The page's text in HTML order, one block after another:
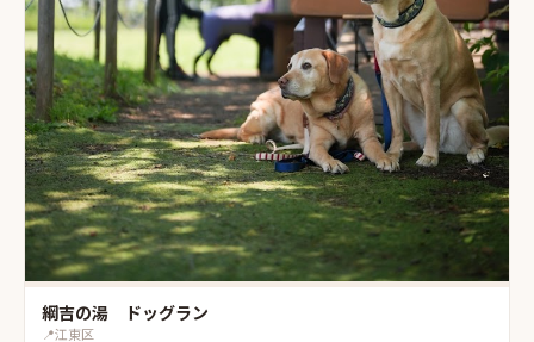
綱吉の湯 ドッグラン
📍江東区